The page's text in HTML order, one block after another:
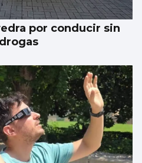
por conducir sin